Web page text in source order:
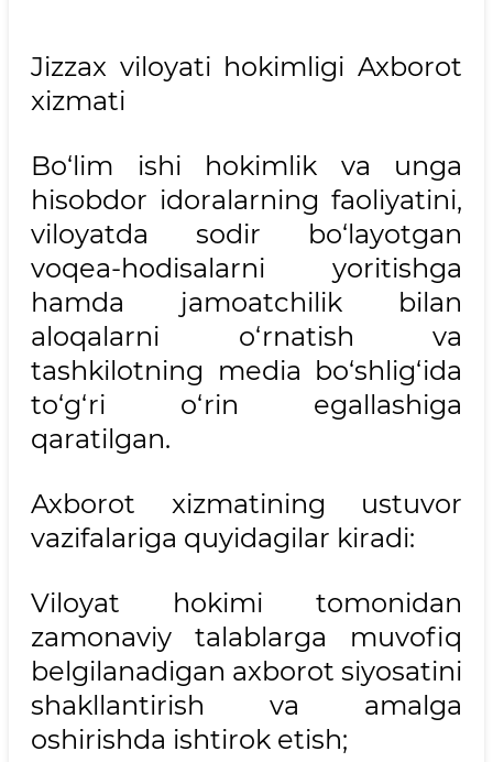
Jizzax viloyati hokimligi Axborot
xizmati
Bo‘lim ishi hokimlik va unga
hisobdor idoralarning faoliyatini,
viloyatda sodir bo‘layotgan
voqea-hodisalarni yoritishga
hamda jamoatchilik bilan
aloqalarni o‘rnatish va
tashkilotning media bo‘shlig‘ida
to‘g‘ri o‘rin egallashiga
qaratilgan.
Axborot xizmatining ustuvor
vazifalariga quyidagilar kiradi:
Viloyat hokimi tomonidan
zamonaviy talablarga muvofiq
belgilanadigan axborot siyosatini
shakllantirish va amalga
oshirishda ishtirok etish;